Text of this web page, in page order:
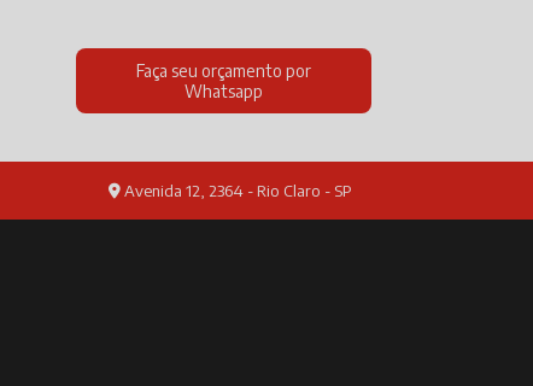
Faça seu orçamento por
Whatsapp
Avenida 12, 2364 - Rio Claro - SP